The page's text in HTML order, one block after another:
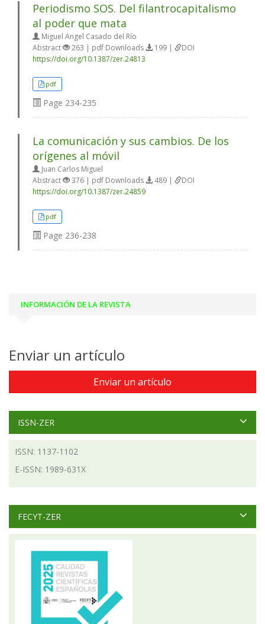
Periodismo SOS. Del filantrocapitalismo
al poder que mata
Miguel Angel Casado del Río
Abstract
263 | pdf Downloads 199 |
DOI
https://doi.org/10.1387/zer.24813
pdf
Page 234-235
La comunicación y sus cambios. De los
orígenes al móvil
Juan Carlos Miguel
Abstract
376 | pdf Downloads 489 |
DOI
https://doi.org/10.1387/zer.24859
pdf
Page 236-238
INFORMACIÓN DE LA REVISTA
Enviar un artículo
Enviar un artículo
ISSN-ZER
ISSN: 1137-1102
E-ISSN: 1989-631X
FECYT-ZER